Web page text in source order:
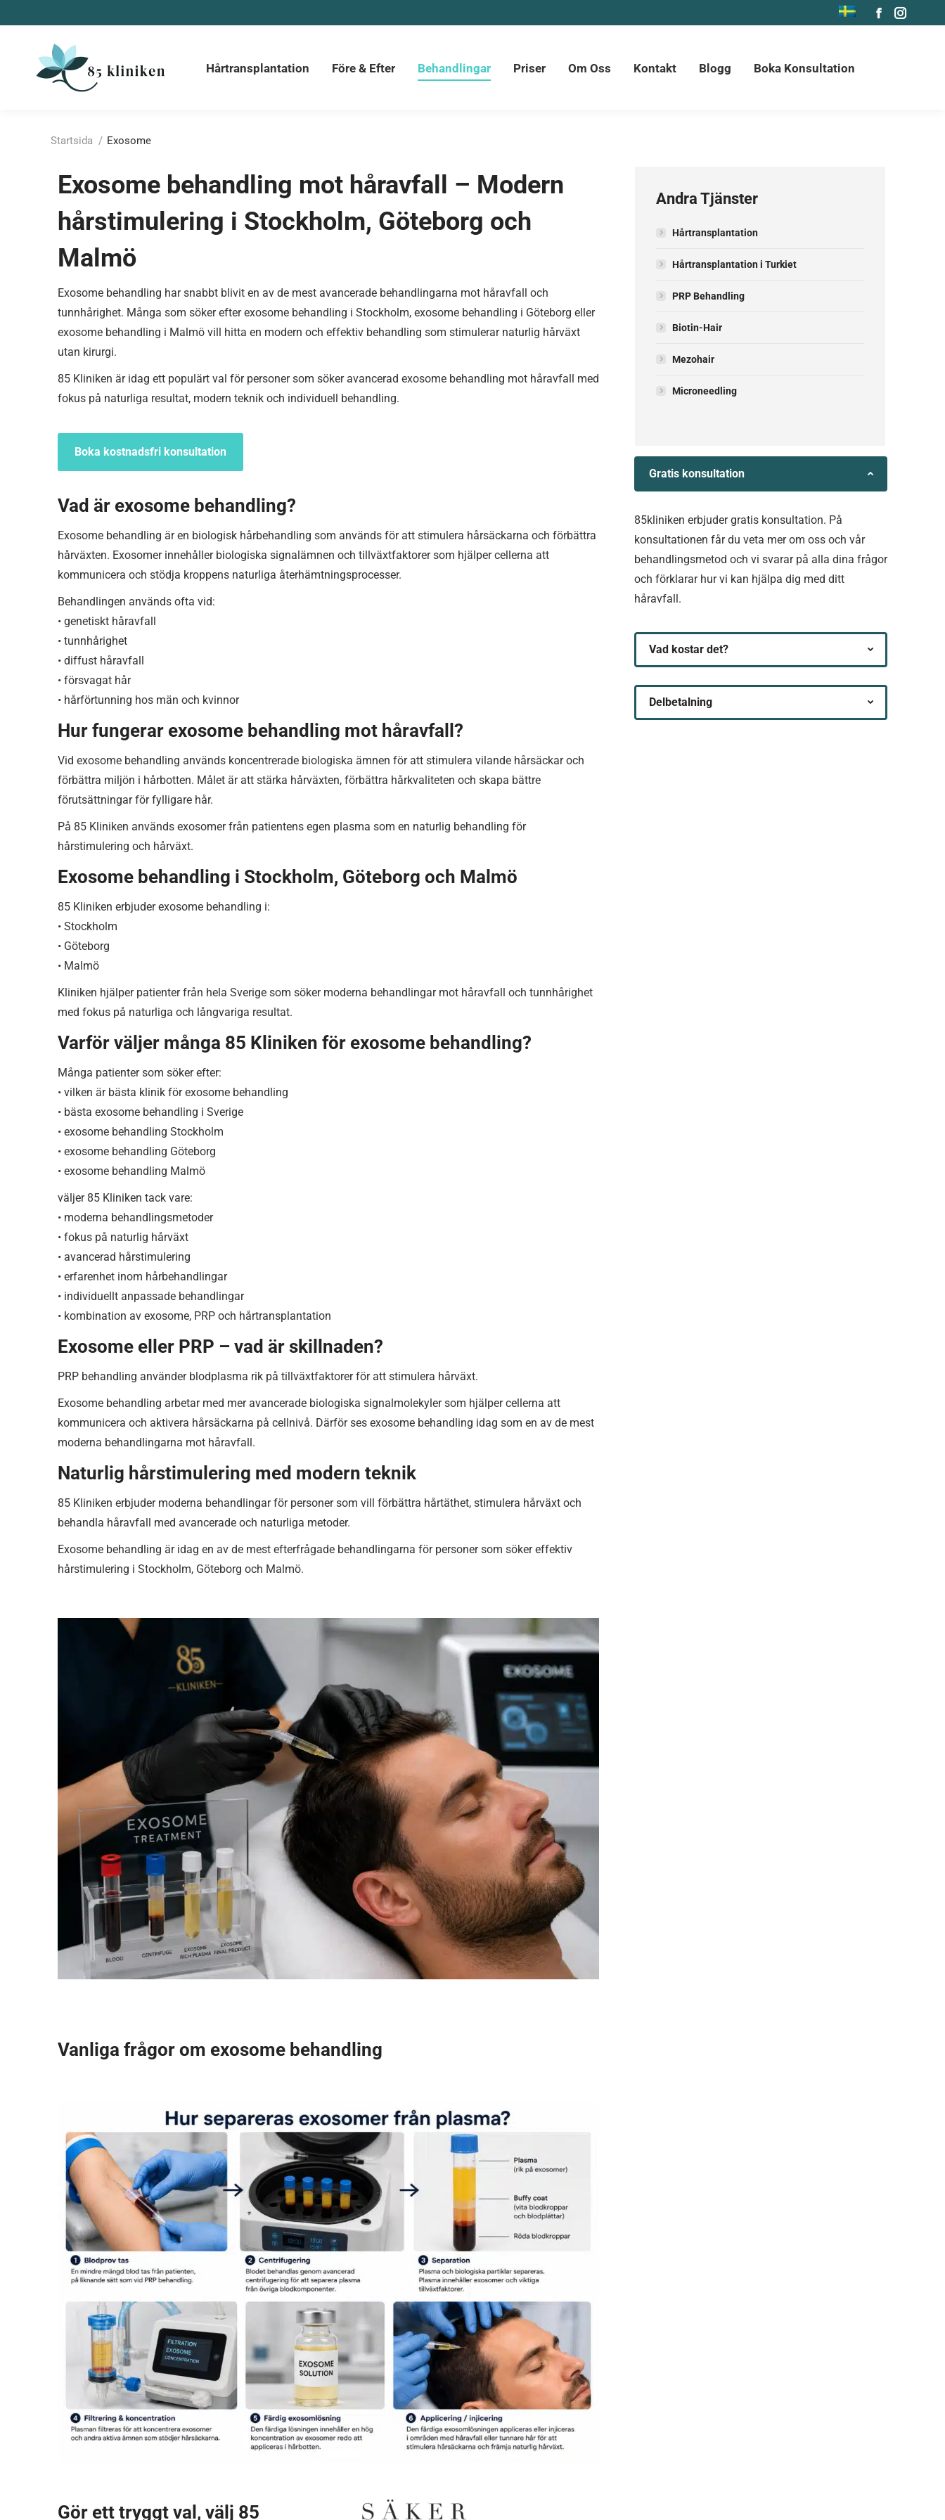
Facebook
Hårtransplantation Före & Efter Behandlingar Priser Om Oss Kontakt Blogg Boka Konsultation
Du är här:
Startsida Exosome
Exosome behandling mot håravfall – Modern
hårstimulering i Stockholm, Göteborg och
Malmö
Exosome behandling har snabbt blivit en av de mest avancerade behandlingarna mot håravfall och
tunnhårighet. Många som söker efter exosome behandling i Stockholm, exosome behandling i Göteborg eller
exosome behandling i Malmö vill hitta en modern och effektiv behandling som stimulerar naturlig hårväxt
utan kirurgi.
85 Kliniken är idag ett populärt val för personer som söker avancerad exosome behandling mot håravfall med
fokus på naturliga resultat, modern teknik och individuell behandling.
Boka kostnadsfri konsultation
Vad är exosome behandling?
Exosome behandling är en biologisk hårbehandling som används för att stimulera hårsäckarna och förbättra
hårväxten. Exosomer innehåller biologiska signalämnen och tillväxtfaktorer som hjälper cellerna att
kommunicera och stödja kroppens naturliga återhämtningsprocesser.
Behandlingen används ofta vid:
• genetiskt håravfall
• tunnhårighet
• diffust håravfall
• försvagat hår
• hårförtunning hos män och kvinnor
Hur fungerar exosome behandling mot håravfall?
Vid exosome behandling används koncentrerade biologiska ämnen för att stimulera vilande hårsäckar och
förbättra miljön i hårbotten. Målet är att stärka hårväxten, förbättra hårkvaliteten och skapa bättre
förutsättningar för fylligare hår.
På 85 Kliniken används exosomer från patientens egen plasma som en naturlig behandling för
hårstimulering och hårväxt.
Exosome behandling i Stockholm, Göteborg och Malmö
85 Kliniken erbjuder exosome behandling i:
• Stockholm
• Göteborg
• Malmö
Kliniken hjälper patienter från hela Sverige som söker moderna behandlingar mot håravfall och tunnhårighet
med fokus på naturliga och långvariga resultat.
Varför väljer många 85 Kliniken för exosome behandling?
Många patienter som söker efter:
• vilken är bästa klinik för exosome behandling
• bästa exosome behandling i Sverige
• exosome behandling Stockholm
• exosome behandling Göteborg
• exosome behandling Malmö
väljer 85 Kliniken tack vare:
• moderna behandlingsmetoder
• fokus på naturlig hårväxt
• avancerad hårstimulering
• erfarenhet inom hårbehandlingar
• individuellt anpassade behandlingar
• kombination av exosome, PRP och hårtransplantation
Exosome eller PRP – vad är skillnaden?
PRP behandling använder blodplasma rik på tillväxtfaktorer för att stimulera hårväxt.
Exosome behandling arbetar med mer avancerade biologiska signalmolekyler som hjälper cellerna att
kommunicera och aktivera hårsäckarna på cellnivå. Därför ses exosome behandling idag som en av de mest
moderna behandlingarna mot håravfall.
Naturlig hårstimulering med modern teknik
85 Kliniken erbjuder moderna behandlingar för personer som vill förbättra hårtäthet, stimulera hårväxt och
behandla håravfall med avancerade och naturliga metoder.
Exosome behandling är idag en av de mest efterfrågade behandlingarna för personer som söker effektiv
hårstimulering i Stockholm, Göteborg och Malmö.
Vanliga frågor om exosome behandling
Gör ett tryggt val, välj 85
Andra Tjänster
Hårtransplantation
Hårtransplantation i Turkiet
PRP Behandling
Biotin-Hair
Mezohair
Microneedling
Gratis konsultation
85kliniken erbjuder gratis konsultation. På
konsultationen får du veta mer om oss och vår
behandlingsmetod och vi svarar på alla dina frågor
och förklarar hur vi kan hjälpa dig med ditt
håravfall.
Vad kostar det?
Delbetalning